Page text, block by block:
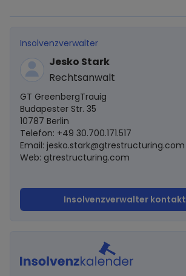
Insolvenzverwalter
Jesko Stark
Rechtsanwalt
GT GreenbergTrauig
Budapester Str. 35
10787 Berlin
Telefon: +49 30.700.171.517
Email: jesko.stark@gtrestructuring.com
Web: gtrestructuring.com
Insolvenzverwalter